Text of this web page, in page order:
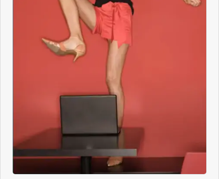
Problemas Neurológicos
Saúde da criança e adolescente
Saúde do homem
Saúde dos Dentes